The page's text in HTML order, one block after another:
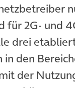
für 2G- und
drei
den
der